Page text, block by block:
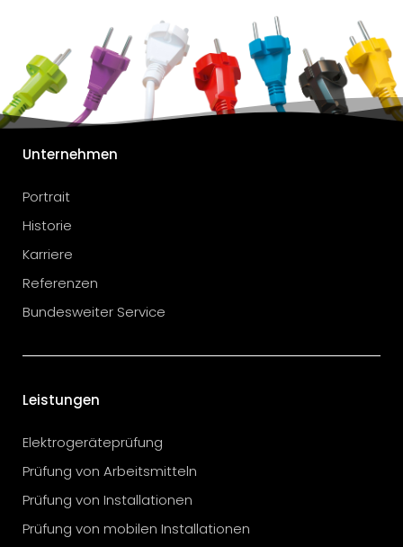
Unternehmen
Portrait
Historie
Karriere
Referenzen
Bundesweiter Service
Leistungen
Elektrogeräteprüfung
Prüfung von Arbeitsmitteln
Prüfung von Installationen
Prüfung von mobilen Installationen